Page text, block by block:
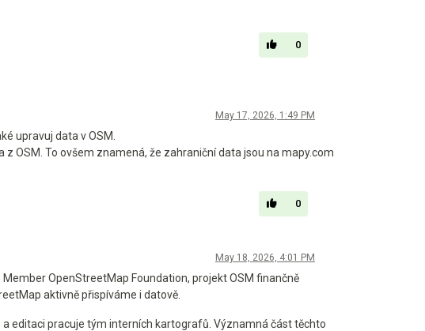
0
May 17, 2026, 1:49 PM
upravuj data v OSM.
OSM. To ovšem znamená, že zahraniční data jsou na mapy.com
0
May 18, 2026, 4:01 PM
OpenStreetMap Foundation, projekt OSM finančně
aktivně přispíváme i datově.
editaci pracuje tým interních kartografů. Významná část těchto